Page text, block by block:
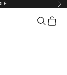
Search
Cart